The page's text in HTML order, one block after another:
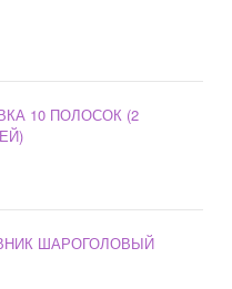
10 ПОЛОСОК (2
ШАРОГОЛОВЫЙ